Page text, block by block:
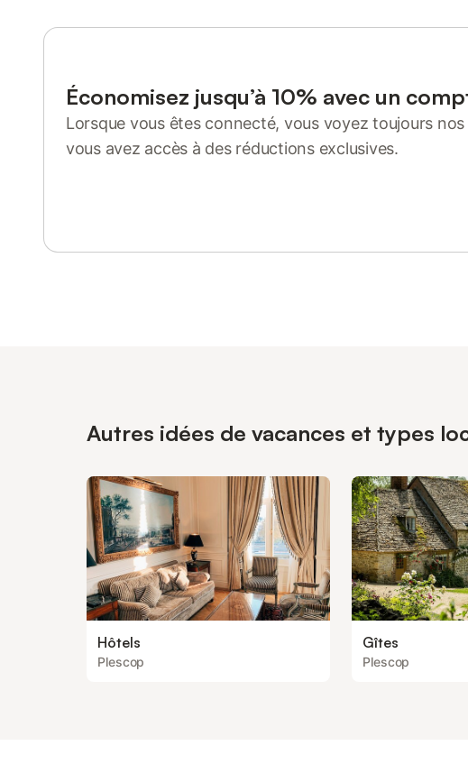
Économisez jusqu’à 10% avec un
Lorsque vous êtes connecté, vous voyez toujours
vous avez accès à des réductions exclusives.
Autres idées de vacances et types
Hôtels
Plescop
Gîtes
Plescop